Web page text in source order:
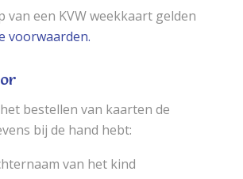
van een KVW weekkaart gelden
voorwaarden.
bestellen van kaarten de
bij de hand hebt:
van het kind